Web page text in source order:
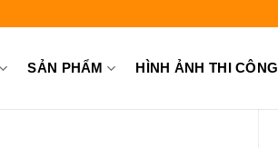
vấn: 0962.744.448 - 0931.725.999
SẢN PHẨM HÌNH ẢNH THI CÔNG